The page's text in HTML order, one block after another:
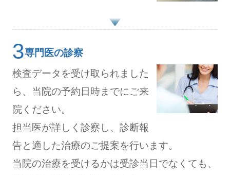
専門医の診察
検査データを受け取られました
ら、当院の予約日時までにご来
院ください。
担当医が詳しく診察し、診断報
告と適した治療のご提案を行います。
当院の治療を受けるかは受診当日でなくても、